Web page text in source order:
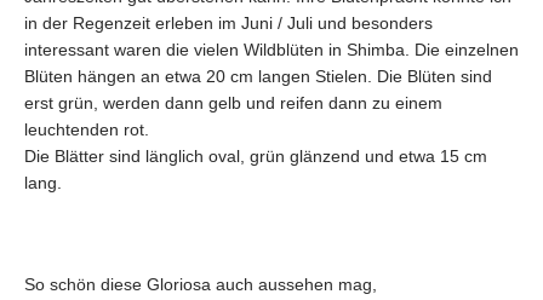
in der Regenzeit erleben im Juni / Juli und besonders
interessant waren die vielen Wildblüten in Shimba. Die einzelnen
Blüten hängen an etwa 20 cm langen Stielen. Die Blüten sind
erst grün, werden dann gelb und reifen dann zu einem
leuchtenden rot.
Die Blätter sind länglich oval, grün glänzend und etwa 15 cm
lang.
So schön diese Gloriosa auch aussehen mag,